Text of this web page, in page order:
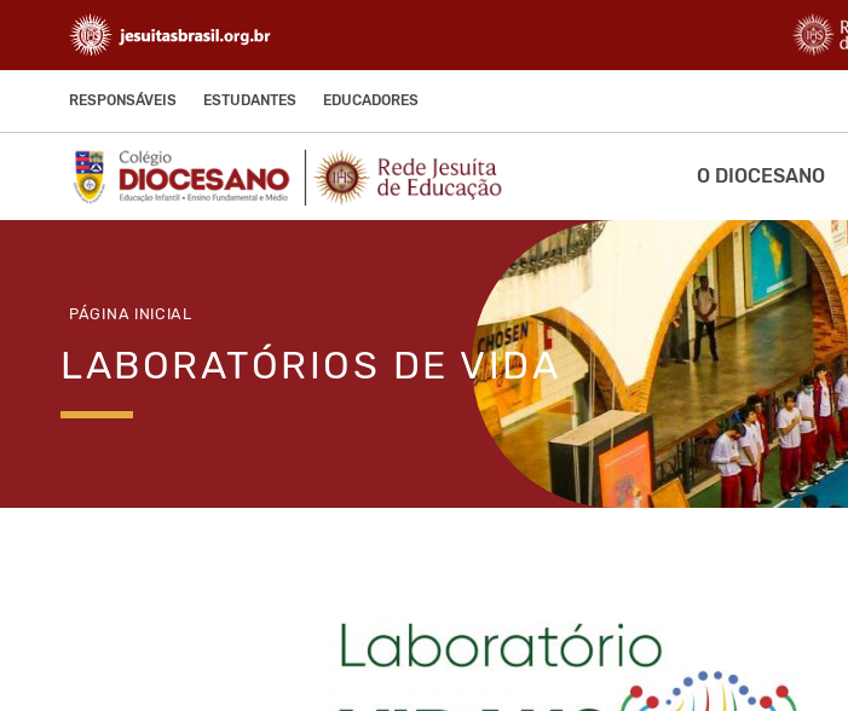
RESPONSÁVEIS ESTUDANTES EDUCADORES
O DIOCESANO
PÁGINA INICIAL
LABORATÓRIOS DE VIDA